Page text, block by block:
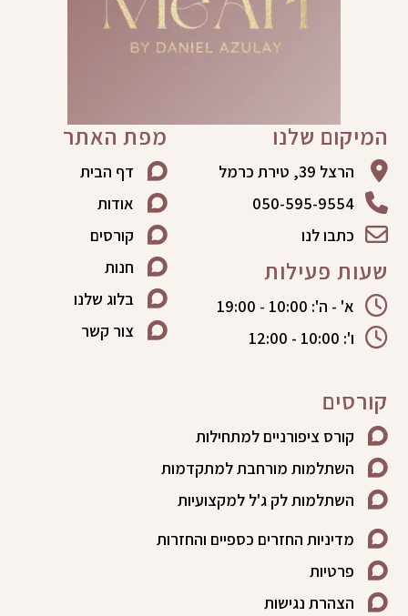
המיקום שלנו
הרצל 39, טירת כרמל
050-595-9554
כתבו לנו
שעות פעילות
א' - ה': 10:00 - 19:00
ו': 10:00 - 12:00
מפת האתר
דף הבית
אודות
קורסים
חנות
בלוג שלנו
צור קשר
קורסים
קורס ציפורניים למתחילות
השתלמות מורחבת למתקדמות
השתלמות לק ג'ל למקצועיות
מדיניות החזרים כספיים והחזרות
פרטיות
הצהרת נגישות